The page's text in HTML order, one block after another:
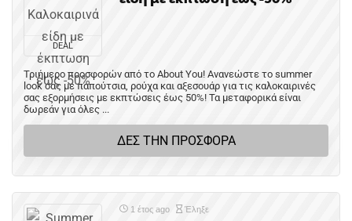
DEAL
Τριήμερο προσφορών από το About You! Ανανεώστε το summer
look σας με παπούτσια, ρούχα και αξεσουάρ για τις καλοκαιρινές
σας εξορμήσεις με εκπτώσεις έως 50%! Τα μεταφορικά είναι
δωρεάν για όλες ...
ΔΕΣ ΤΗΝ ΠΡΟΣΦΟΡΑ
1 έτος ago Έληξε